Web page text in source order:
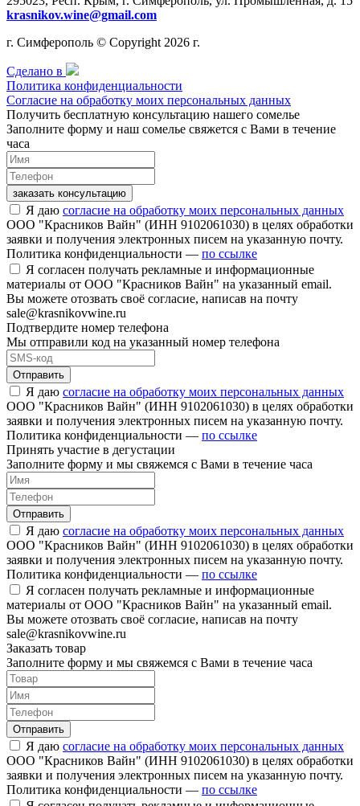
krasnikov.wine@gmail.com
г. Симферополь © Copyright 2026 г.
Сделано в
Политика конфиденциальности
Согласие на обработку моих персональных данных
Получить бесплатную консультацию нашего сомелье
Заполните форму и наш сомелье свяжется с Вами в течение
часа
заказать консультацию
Я даю согласие на обработку моих персональных данных
ООО "Красников Вайн" (ИНН 9102061030) в целях обработки
заявки и получения электронных писем на указанную почту.
Политика конфиденциальности — по ссылке
Я согласен получать рекламные и информационные
материалы от ООО "Красников Вайн" на указанный email.
Вы можете отозвать своё согласие, написав на почту
sale@krasnikovwine.ru
Подтвердите номер телефона
Мы отправили код на указанный номер телефона
Отправить
Я даю согласие на обработку моих персональных данных
ООО "Красников Вайн" (ИНН 9102061030) в целях обработки
заявки и получения электронных писем на указанную почту.
Политика конфиденциальности — по ссылке
Принять участие в дегустации
Заполните форму и мы свяжемся с Вами в течение часа
Отправить
Я даю согласие на обработку моих персональных данных
ООО "Красников Вайн" (ИНН 9102061030) в целях обработки
заявки и получения электронных писем на указанную почту.
Политика конфиденциальности — по ссылке
Я согласен получать рекламные и информационные
материалы от ООО "Красников Вайн" на указанный email.
Вы можете отозвать своё согласие, написав на почту
sale@krasnikovwine.ru
Заказать товар
Заполните форму и мы свяжемся с Вами в течение часа
Отправить
Я даю согласие на обработку моих персональных данных
ООО "Красников Вайн" (ИНН 9102061030) в целях обработки
заявки и получения электронных писем на указанную почту.
Политика конфиденциальности — по ссылке